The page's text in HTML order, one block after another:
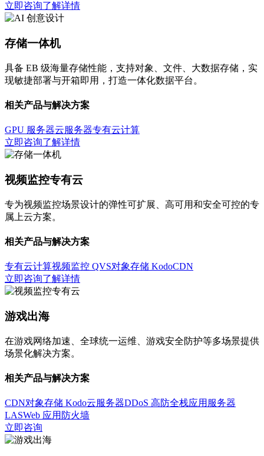
立即咨询了解详情
存储一体机
具备 EB 级海量存储性能，支持对象、文件、大数据存储，实
现敏捷部署与开箱即用，打造一体化数据平台。
相关产品与解决方案
GPU 服务器云服务器专有云计算
立即咨询了解详情
视频监控专有云
专为视频监控场景设计的弹性可扩展、高可用和安全可控的专
属上云方案。
相关产品与解决方案
专有云计算视频监控 QVS对象存储 KodoCDN
立即咨询了解详情
游戏出海
在游戏网络加速、全球统一运维、游戏安全防护等多场景提供
场景化解决方案。
相关产品与解决方案
CDN对象存储 Kodo云服务器DDoS 高防全栈应用服务器
LASWeb 应用防火墙
立即咨询